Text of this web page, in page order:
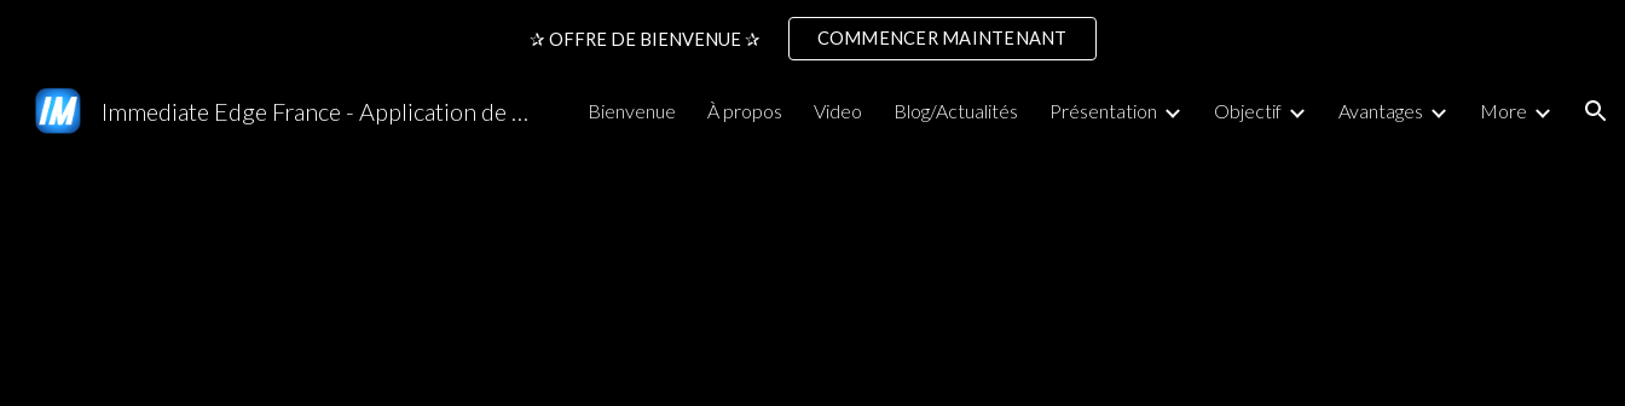
Skip to main content Skip to navigation
✰ OFFRE DE BIENVENUE ✰ COMMENCER MAINTENANT
Immediate Edge France - Application de trading - Site Officiel Bienvenue À propos Video Blog/Actualités Présentation Objectif Avantages More